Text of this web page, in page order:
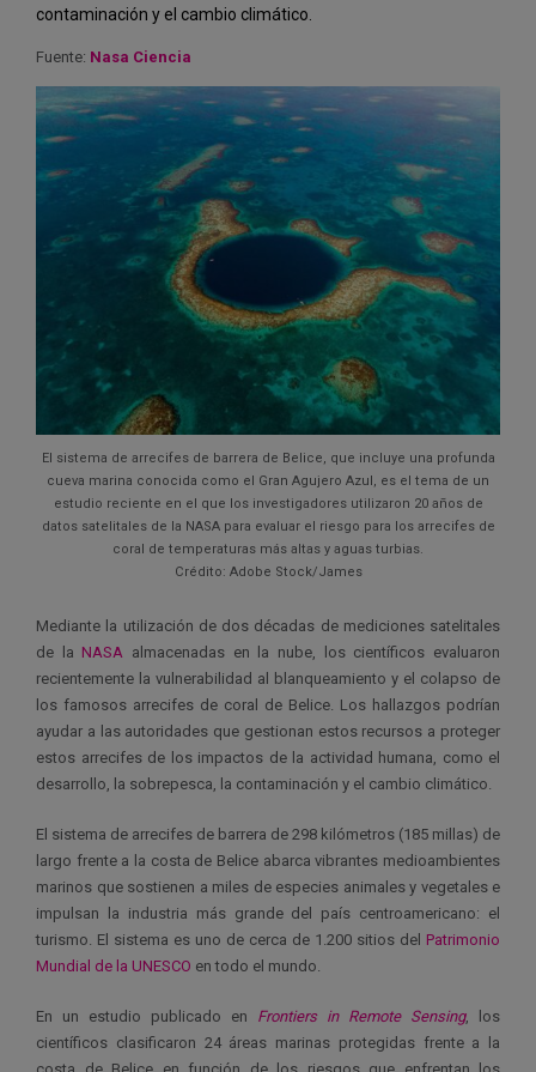
contaminación y el cambio climático.
Fuente: Nasa Ciencia
El sistema de arrecifes de barrera de Belice, que incluye una profunda
cueva marina conocida como el Gran Agujero Azul, es el tema de un
estudio reciente en el que los investigadores utilizaron 20 años de
datos satelitales de la NASA para evaluar el riesgo para los arrecifes de
coral de temperaturas más altas y aguas turbias.
Crédito: Adobe Stock/James
Mediante la utilización de dos décadas de mediciones satelitales
de la NASA almacenadas en la nube, los científicos evaluaron
recientemente la vulnerabilidad al blanqueamiento y el colapso de
los famosos arrecifes de coral de Belice. Los hallazgos podrían
ayudar a las autoridades que gestionan estos recursos a proteger
estos arrecifes de los impactos de la actividad humana, como el
desarrollo, la sobrepesca, la contaminación y el cambio climático.
El sistema de arrecifes de barrera de 298 kilómetros (185 millas) de
largo frente a la costa de Belice abarca vibrantes medioambientes
marinos que sostienen a miles de especies animales y vegetales e
impulsan la industria más grande del país centroamericano: el
turismo. El sistema es uno de cerca de 1.200 sitios del Patrimonio
Mundial de la UNESCO en todo el mundo.
En un estudio publicado en Frontiers in Remote Sensing, los
científicos clasificaron 24 áreas marinas protegidas frente a la